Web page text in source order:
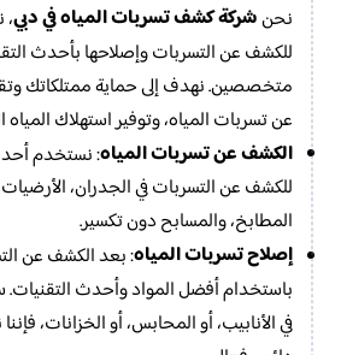
نحنشركة كشف تسربات المياه في دبي
للكشف عن التسربات وإصلاحها بأحدث
متخصصين. نهدف إلى حماية ممتلكاتك
عن تسربات المياه، وتوفير استهلاك المياه
الكشف عن تسربات المياه: نستخدم
للكشف عن التسربات في الجدران،
المطابخ، والمسابح دون تكسير.
إصلاح تسربات المياه: بعد الكشف عن
باستخدام أفضل المواد وأحدث التقنيات.
في الأنابيب، أو المحابس، أو الخزانات،